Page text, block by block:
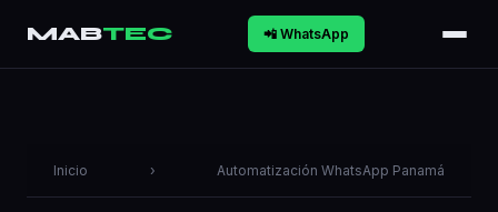
MABTEC 📲 WhatsApp
Inicio › Automatización WhatsApp Panamá